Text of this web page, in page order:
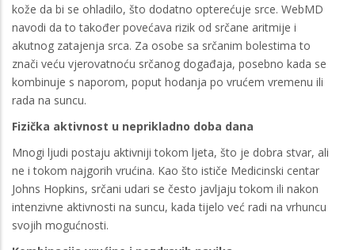
kože da bi se ohladilo, što dodatno opterećuje srce. WebMD
navodi da to također povećava rizik od srčane aritmije i
akutnog zatajenja srca. Za osobe sa srčanim bolestima to
znači veću vjerovatnoću srčanog događaja, posebno kada se
kombinuje s naporom, poput hodanja po vrućem vremenu ili
rada na suncu.
Fizička aktivnost u neprikladno doba dana
Mnogi ljudi postaju aktivniji tokom ljeta, što je dobra stvar, ali
ne i tokom najgorih vrućina. Kao što ističe Medicinski centar
Johns Hopkins, srčani udari se često javljaju tokom ili nakon
intenzivne aktivnosti na suncu, kada tijelo već radi na vrhuncu
svojih mogućnosti.